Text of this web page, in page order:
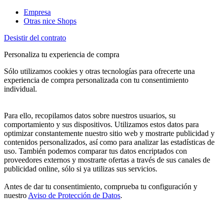
Empresa
Otras nice Shops
Desistir del contrato
Personaliza tu experiencia de compra
Sólo utilizamos cookies y otras tecnologías para ofrecerte una
experiencia de compra personalizada con tu consentimiento
individual.
Para ello, recopilamos datos sobre nuestros usuarios, su
comportamiento y sus dispositivos. Utilizamos estos datos para
optimizar constantemente nuestro sitio web y mostrarte publicidad y
contenidos personalizados, así como para analizar las estadísticas de
uso. También podemos comparar tus datos encriptados con
proveedores externos y mostrarte ofertas a través de sus canales de
publicidad online, sólo si ya utilizas sus servicios.
Antes de dar tu consentimiento, comprueba tu configuración y
nuestro Aviso de Protección de Datos.